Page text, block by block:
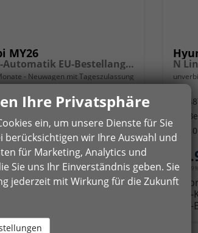
MY26
N Line 1.6 T-GDI DCT-Automatik EU-Bestellangebot
Neuwagen mit Tageszulassung
Getriebe
Doppelkupplungsgetriebe (DSG)
15.01.2026
Details
6,60 l/100km
incl.
-
-
Ihre Privatsphäre
ein, um unsere Dienste für Sie
berücksichtigen wir Ihre Auswahl und
für Marketing, Analytics und
Sie uns Ihr Einverständnis geben. Sie
jederzeit mit Wirkung für die Zukunft